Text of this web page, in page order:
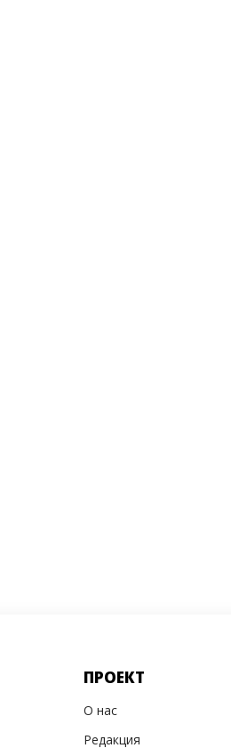
ПРОЕКТ
О нас
Редакция